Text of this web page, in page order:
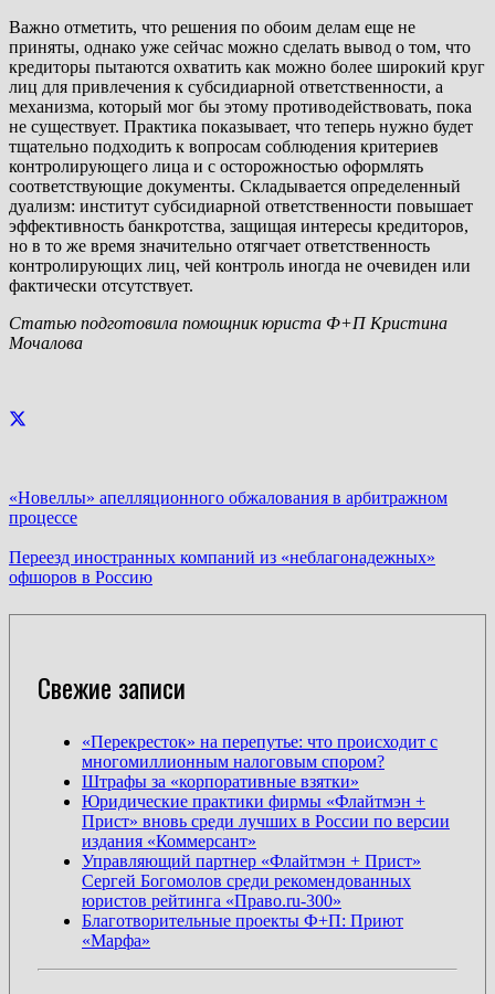
Важно отметить, что решения по обоим делам еще не
приняты, однако уже сейчас можно сделать вывод о том, что
кредиторы пытаются охватить как можно более широкий круг
лиц для привлечения к субсидиарной ответственности, а
механизма, который мог бы этому противодействовать, пока
не существует. Практика показывает, что теперь нужно будет
тщательно подходить к вопросам соблюдения критериев
контролирующего лица и с осторожностью оформлять
соответствующие документы. Складывается определенный
дуализм: институт субсидиарной ответственности повышает
эффективность банкротства, защищая интересы кредиторов,
но в то же время значительно отягчает ответственность
контролирующих лиц, чей контроль иногда не очевиден или
фактически отсутствует.
Статью подготовила помощник юриста Ф+П Кристина
Мочалова
«Новеллы» апелляционного обжалования в арбитражном
процессе
Переезд иностранных компаний из «неблагонадежных»
офшоров в Россию
Свежие записи
«Перекресток» на перепутье: что происходит с
многомиллионным налоговым спором?
Штрафы за «корпоративные взятки»
Юридические практики фирмы «Флайтмэн +
Прист» вновь среди лучших в России по версии
издания «Коммерсант»
Управляющий партнер «Флайтмэн + Прист»
Сергей Богомолов среди рекомендованных
юристов рейтинга «Право.ru-300»
Благотворительные проекты Ф+П: Приют
«Марфа»